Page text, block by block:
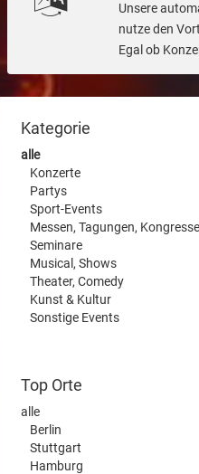
Unsere
nutze den
Egal ob
Kategorie
alle
Konzerte
Partys
Sport-Events
Messen, Tagungen, Kongresse
Seminare
Musical, Shows
Theater, Comedy
Kunst & Kultur
Sonstige Events
Top Orte
alle
Berlin
Stuttgart
Hamburg